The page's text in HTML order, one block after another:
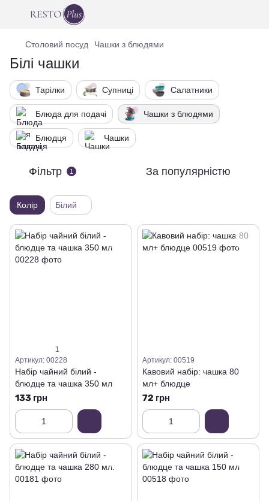
Столовий посуд Чашки з блюдями
Білі чашки
Тарілки Супниці Салатники
Блюда для подачі Чашки з блюдями
Блюдця Чашки
Фільтр 1 За популярністю
Колір Білий
1
Артикул: 00228
Набір чайний білий -
блюдце та чашка 350 мл
133 грн
Артикул: 00519
Кавовий набір: чашка 80
мл+ блюдце
72 грн